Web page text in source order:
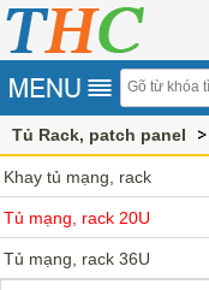
Tủ Rack, patch panel
Khay tủ mạng, rack
Tủ mạng, rack 20U
Tủ mạng, rack 36U